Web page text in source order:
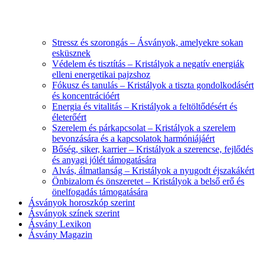
Stressz és szorongás – Ásványok, amelyekre sokan
esküsznek
Védelem és tisztítás – Kristályok a negatív energiák
elleni energetikai pajzshoz
Fókusz és tanulás – Kristályok a tiszta gondolkodásért
és koncentrációért
Energia és vitalitás – Kristályok a feltöltődésért és
életerőért
Szerelem és párkapcsolat – Kristályok a szerelem
bevonzására és a kapcsolatok harmóniájáért
Bőség, siker, karrier – Kristályok a szerencse, fejlődés
és anyagi jólét támogatására
Alvás, álmatlanság – Kristályok a nyugodt éjszakákért
Önbizalom és önszeretet – Kristályok a belső erő és
önelfogadás támogatására
Ásványok horoszkóp szerint
Ásványok színek szerint
Ásvány Lexikon
Ásvány Magazin